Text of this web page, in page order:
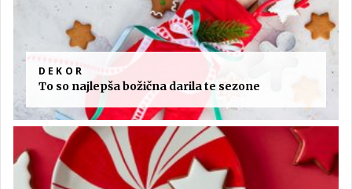
DEKOR
To so najlepša božična darila te sezone